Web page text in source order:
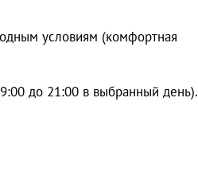
условиям (комфортная
до 21:00 в выбранный день).